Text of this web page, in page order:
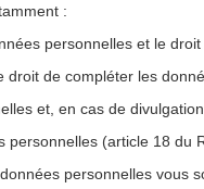
:
personnelles et le
de compléter les
et, en cas de
personnelles (article 18 du
personnelles